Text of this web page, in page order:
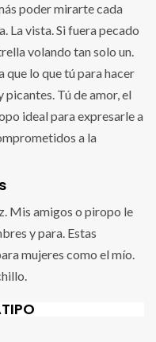
poder mirarte cada
La vista. Si fuera pecado
volando tan solo un.
que lo que tú para hacer
Tú de amor, el
ideal para expresarle a
a la
Mis amigos o piropo le
y para. Estas
mujeres como el mío.